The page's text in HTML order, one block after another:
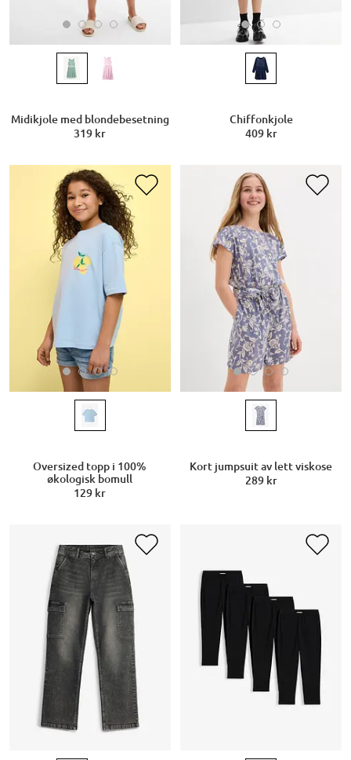
Midikjole med blondebesetning
319 kr
Chiffonkjole
409 kr
Oversized topp i 100%
økologisk bomull
129 kr
Kort jumpsuit av lett viskose
289 kr